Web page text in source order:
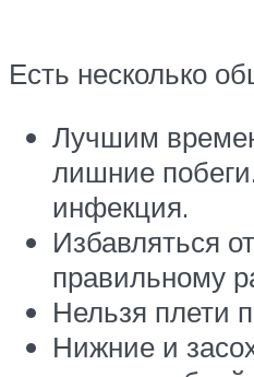
Есть несколько
Лучшим
лишние
инфекция.
Избавляться
правильному
Нельзя плети
Нижние и